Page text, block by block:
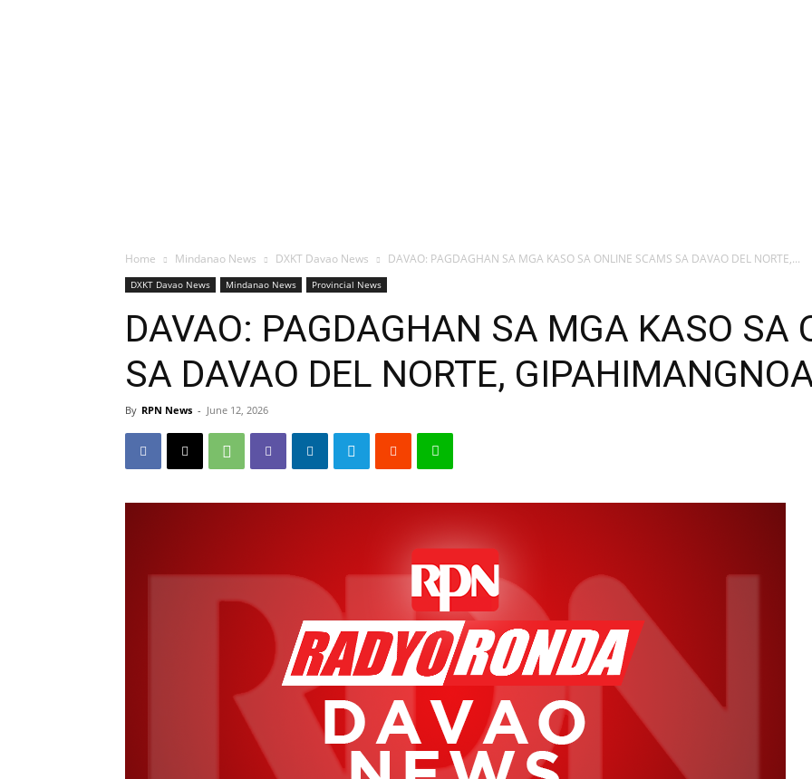
Home Mindanao News DXKT Davao News DAVAO: PAGDAGHAN SA MGA KASO SA ONLINE SCAMS SA DAVAO DEL NORTE,...
DXKT Davao News Mindanao News Provincial News
DAVAO: PAGDAGHAN SA MGA KASO SA
SA DAVAO DEL NORTE,
By RPN News - June 12, 2026